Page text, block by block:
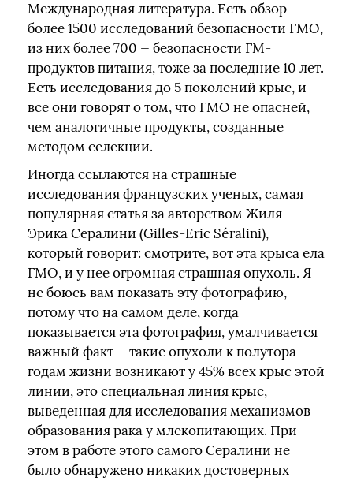
Международная литература. Есть обзор
более 1500 исследований безопасности ГМО,
из них более 700 — безопасности ГМ-
продуктов питания, тоже за последние 10 лет.
Есть исследования до 5 поколений крыс, и
все они говорят о том, что ГМО не опасней,
чем аналогичные продукты, созданные
методом селекции.
Иногда ссылаются на страшные
исследования французских ученых, самая
популярная статья за авторством Жиля-
Эрика Сералини (Gilles-Eric Séralini),
который говорит: смотрите, вот эта крыса ела
ГМО, и у нее огромная страшная опухоль. Я
не боюсь вам показать эту фотографию,
потому что на самом деле, когда
показывается эта фотография, умалчивается
важный факт — такие опухоли к полутора
годам жизни возникают у 45% всех крыс этой
линии, это специальная линия крыс,
выведенная для исследования механизмов
образования рака у млекопитающих. При
этом в работе этого самого Сералини не
было обнаружено никаких достоверных